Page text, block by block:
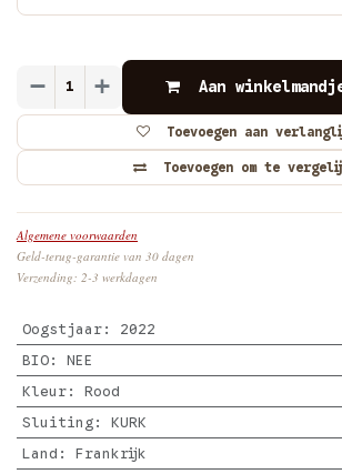
Aan
Toevoegen om te
Toevoegen aan
Algemene voorwaarden
Geld-terug-garantie van 30 dagen
Verzending: 2-3 werkdagen
Oogstjaar: 2022
BIO: NEE
Kleur: Rood
Sluiting: KURK
Land : Frankrijk